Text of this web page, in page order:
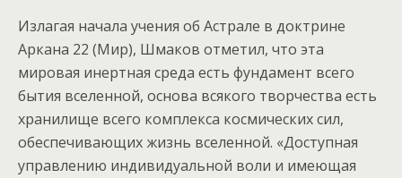
Излагая начала учения об Астрале в доктрине
Аркана 22 (Мир), Шмаков отметил, что эта
мировая инертная среда есть фундамент всего
бытия вселенной, основа всякого творчества есть
хранилище всего комплекса космических сил,
обеспечивающих жизнь вселенной. «Доступная
управлению индивидуальной воли и имеющая